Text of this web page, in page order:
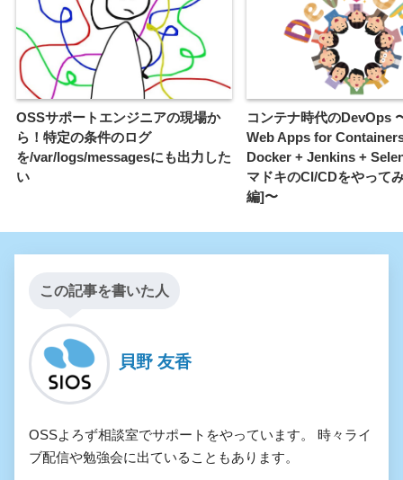
OSSサポートエンジニアの現場か
ら！特定の条件のログ
を/var/logs/messagesにも出力した
い
コンテナ時代のDevOps
Web Apps for
Docker + Jenkins +
マドキのCI/CDをやって
編]〜
この記事を書いた人
貝野 友香
OSSよろず相談室でサポートをやっています。 時々ライ
ブ配信や勉強会に出ていることもあります。